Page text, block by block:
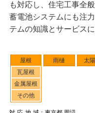
屋根
瓦屋根
金属屋根
その他
雨樋 太
も対応し、住宅工事全
蓄電池システムにも注
テムの知識とサービス